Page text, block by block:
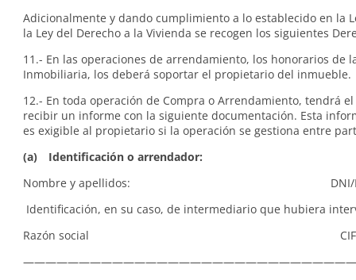
Adicionalmente y dando cumplimiento a lo establecido en la
la Ley del Derecho a la Vivienda se recogen los siguientes
11.- En las operaciones de arrendamiento, los honorarios de
Inmobiliaria, los deberá soportar el propietario del inmueble.
12.- En toda operación de Compra o Arrendamiento, tendrá
recibir un informe con la siguiente documentación. Esta
es exigible al propietario si la operación se gestiona entre
(a) Identificación o arrendador:
Nombre y apellidos: DNI/
Identificación, en su caso, de intermediario que hubiera
Razón social CIF